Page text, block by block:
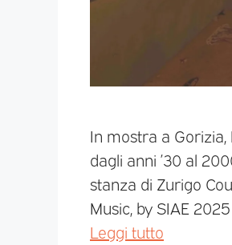
In mostra a
dagli anni ’30 al
stanza di Zurigo
Music, by SIAE
Leggi tutto